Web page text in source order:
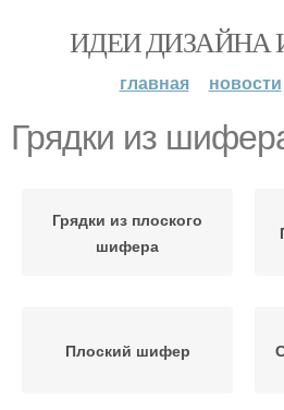
ИДЕИ ДИЗАЙНА
главная новости
Грядки из
Грядки из плоского
шифера
Плоский шифер